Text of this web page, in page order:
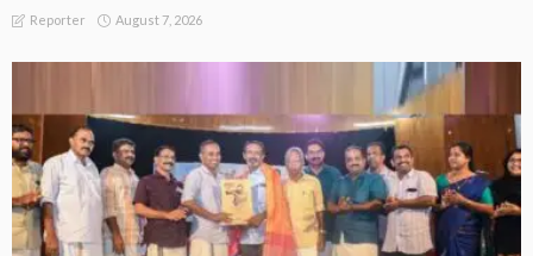
Reporter August 7, 2026